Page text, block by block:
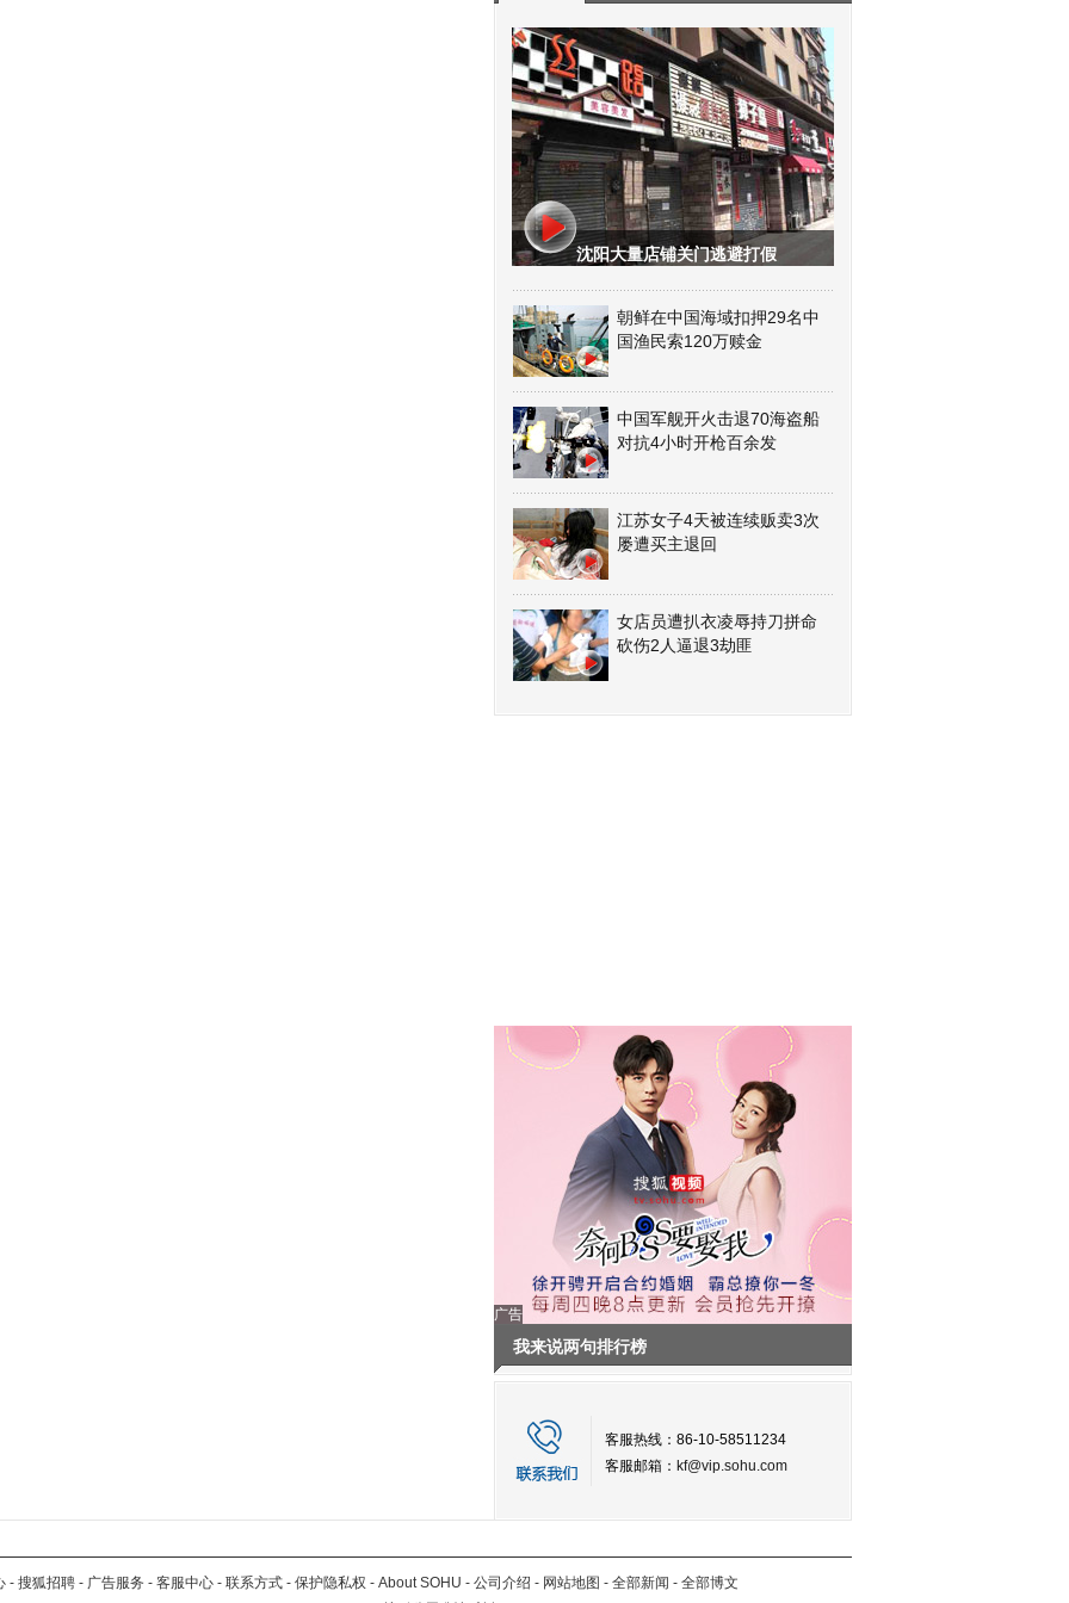
沈阳大量店铺关门逃避打假
朝鲜在中国海域扣押29名中
国渔民索120万赎金
中国军舰开火击退70海盗船
对抗4小时开枪百余发
江苏女子4天被连续贩卖3次
屡遭买主退回
女店员遭扒衣凌辱持刀拼命
砍伤2人逼退3劫匪
广告
我来说两句排行榜
客服热线：86-10-58511234
客服邮箱： kf@vip.sohu.com
- 搜狐招聘 - 广告服务 - 客服中心 - 联系方式 - 保护隐私权 - About SOHU - 公司介绍 - 网站地图 - 全部新闻 - 全部博文